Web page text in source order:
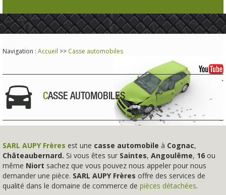
Navigation : Accueil >> Casse automobiles
CASSE AUTOMOBILES
SARL AUPY Frères est une casse automobile à Cognac,
Châteaubernard. Si vous êtes sur Saintes, Angoulême, 16 ou
même Niort sachez que vous pouvez nous appeler pour nous
demander une pièce. SARL AUPY Frères offre des services de
qualité dans le domaine de commerce de pièces détachées.